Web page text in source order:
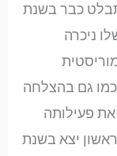
כבר בשנת
ניכרה
גם בהצלחה
פעילותה
יצא בשנת